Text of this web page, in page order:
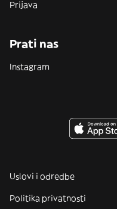
Prijava
Prati nas
Instagram
Uslovi i odredbe
Politika privatnosti